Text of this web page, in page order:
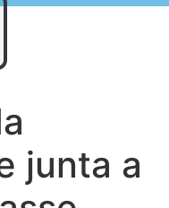
junta a